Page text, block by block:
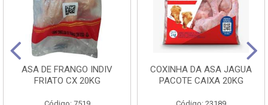
ASA DE FRANGO INDIV
FRIATO CX 20KG
COXINHA DA ASA JAGUA
PACOTE CAIXA 20KG